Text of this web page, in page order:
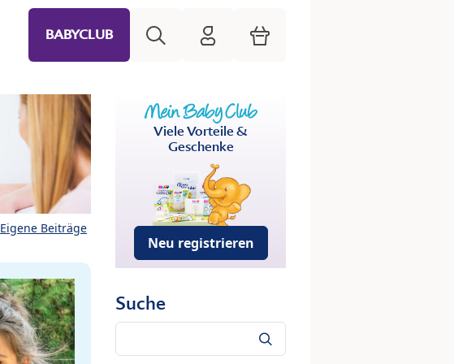
BABYCLUB HiPP Mein Babyclub
Warenkorb
Eigene Beiträge
Viele Vorteile &
Geschenke
Neu registrieren
Suche